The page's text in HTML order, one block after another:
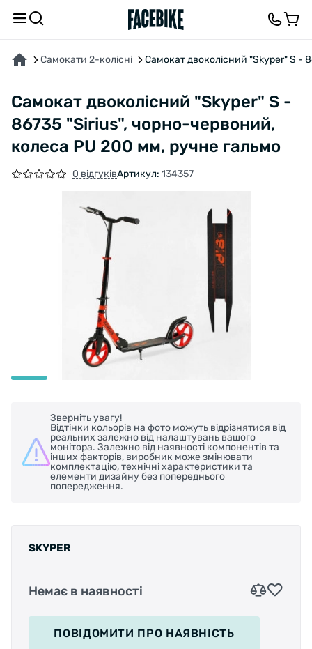
Самокати 2-колісні Самокат двоколісний "Skyper" S -
Самокат двоколісний "Skyper" S -
86735 "Sirius", чорно-червоний,
колеса PU 200 мм, ручне гальмо
0 відгуківАртикул: 134357
Зверніть увагу!
Відтінки кольорів на фото можуть відрізнятися від
реальних залежно від налаштувань вашого
монітора. Залежно від наявності компонентів та
інших факторів, виробник може змінювати
комплектацію, технічні характеристики та
елементи дизайну без попереднього
попередження.
SKYPER
Немає в наявності
ПОВІДОМИТИ ПРО НАЯВНІСТЬ
ПРО ТОВАР ХАРАКТЕРИСТИКИВІДГУКИ ТА ЗАПИТАННЯ